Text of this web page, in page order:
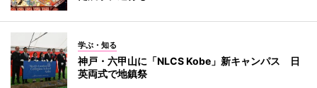
学ぶ・知る
神戸・六甲山に「NLCS Kobe」新キャンパス 日
英両式で地鎮祭